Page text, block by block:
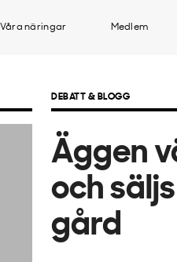
Våra näringar Medlem
DEBATT & BLOGG
Äggen
och
gård